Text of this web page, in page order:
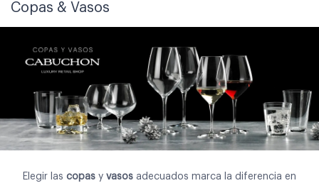
Copas & Vasos
Elegir las copas y vasos adecuados marca la diferencia en